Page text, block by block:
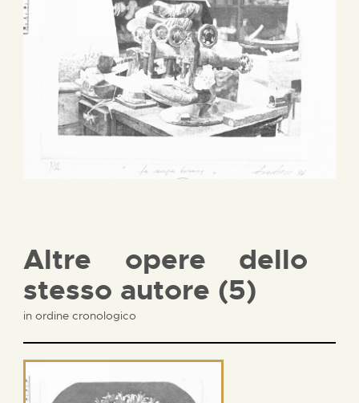
Altre opere dello
stesso autore (5)
in ordine cronologico